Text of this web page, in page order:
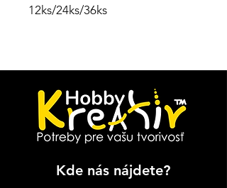
12ks/24ks/36ks
Kde nás nájdete?